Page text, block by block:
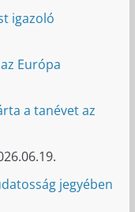
igazoló
Európa
a tanévet az
jegyében